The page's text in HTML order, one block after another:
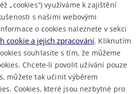
„cookies“) využíváme k zajištění
s našimi webovými
o cookies naleznete v sekci
cookie a jejich zpracování. Kliknutím
souhlasíte s tím, že můžeme
Chcete-li povolit užívání pouze
můžete tak učinit výběrem
Cookies, které jsou nezbytné pro